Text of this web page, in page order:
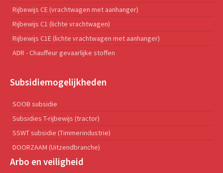
Rijbewijs CE (vrachtwagen met aanhanger)
Rijbewijs C1 (lichte vrachtwagen)
Rijbewijs C1E (lichte vrachtwagen met aanhanger)
ADR - Chauffeur gevaarlijke stoffen
Subsidiemogelijkheden
SOOB subsidie
Subsidies T-rijbewijs (tractor)
SSWT subsidie (Timmerindustrie)
DOORZAAM (Uitzendbranche)
Arbo en veiligheid